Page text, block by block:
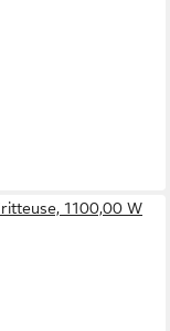
1100,00 W